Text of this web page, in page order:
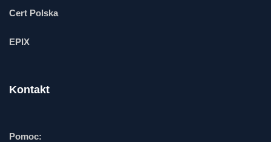
Cert Polska
EPIX
Kontakt
Pomoc: